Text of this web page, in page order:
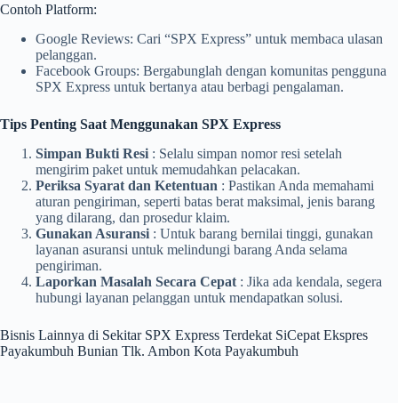
Contoh Platform:
Google Reviews: Cari “SPX Express” untuk membaca ulasan
pelanggan.
Facebook Groups: Bergabunglah dengan komunitas pengguna
SPX Express untuk bertanya atau berbagi pengalaman.
Tips Penting Saat Menggunakan SPX Express
Simpan Bukti Resi : Selalu simpan nomor resi setelah
mengirim paket untuk memudahkan pelacakan.
Periksa Syarat dan Ketentuan : Pastikan Anda memahami
aturan pengiriman, seperti batas berat maksimal, jenis barang
yang dilarang, dan prosedur klaim.
Gunakan Asuransi : Untuk barang bernilai tinggi, gunakan
layanan asuransi untuk melindungi barang Anda selama
pengiriman.
Laporkan Masalah Secara Cepat : Jika ada kendala, segera
hubungi layanan pelanggan untuk mendapatkan solusi.
Bisnis Lainnya di Sekitar SPX Express Terdekat SiCepat Ekspres
Payakumbuh Bunian Tlk. Ambon Kota Payakumbuh